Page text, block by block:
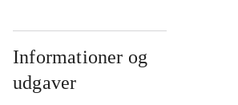
Informationer og
udgaver